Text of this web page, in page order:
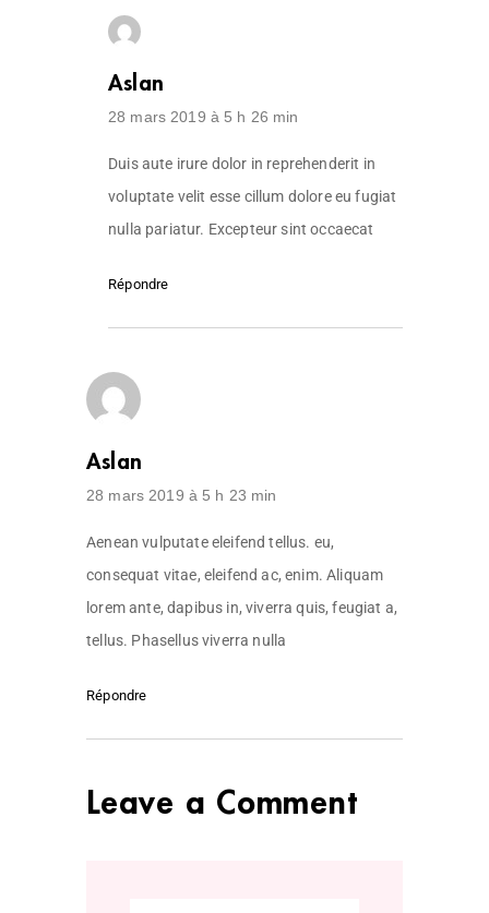
Aslan
28 mars 2019 à 5 h 26 min
Duis aute irure dolor in reprehenderit in
voluptate velit esse cillum dolore eu fugiat
nulla pariatur. Excepteur sint occaecat
Répondre
Aslan
28 mars 2019 à 5 h 23 min
Aenean vulputate eleifend tellus. eu,
consequat vitae, eleifend ac, enim. Aliquam
lorem ante, dapibus in, viverra quis, feugiat a,
tellus. Phasellus viverra nulla
Répondre
Leave a Comment